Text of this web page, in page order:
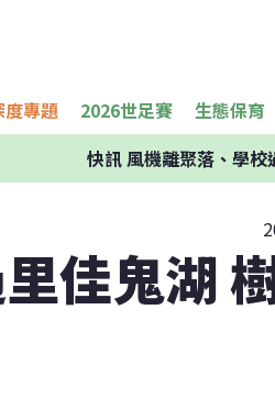
度專題 2026世足賽 生態保育
快訊風機離聚落、學校
佳鬼湖